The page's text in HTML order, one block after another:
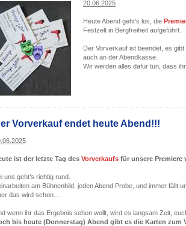
20.06.2025
Heute Abend geht's los, die
Festzelt in Bergfreiheit aufgeführt.
Der Vorverkauf ist beendet, es
auch an der Abendkasse.
Wir werden alles dafür tun, dass
Vorverkauf endet heute Abend!!!
ist der letzte Tag des Vorverkaufs für unsere Premiere
uns geht’s richtig rund.
am Bühnenbild, jeden Abend Probe, und immer fällt
das wird schon…
wenn ihr das Ergebnis sehen wollt, wird es langsam Zeit,
bis heute (Donnerstag) Abend gibt es die Karten zum